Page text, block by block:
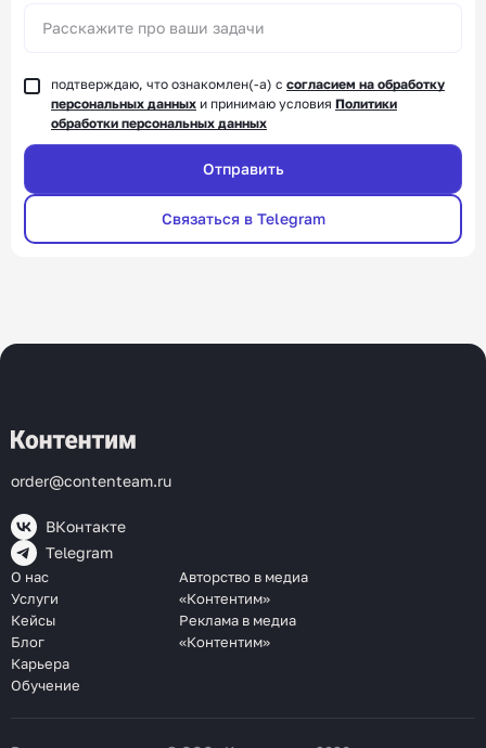
подтверждаю, что ознакомлен(-а) с согласием на обработку
персональных данных и принимаю условия Политики
обработки персональных данных
Связаться в Telegram
order@contenteam.ru
ВКонтакте
Telegram
О нас
Услуги
Кейсы
Блог
Карьера
Обучение
Авторство в медиа
«Контентим»
Реклама в медиа
«Контентим»